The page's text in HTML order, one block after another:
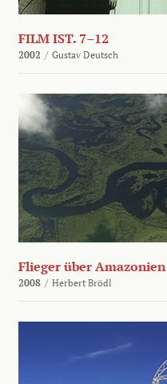
FILM IST. 7–12
2002 / Gustav Deutsch
Flieger über Amazonien
2008 / Herbert Brödl